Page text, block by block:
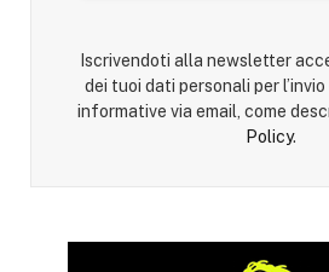
Iscrivendoti alla newsletter
dei tuoi dati personali per
informative via email, come
Policy.